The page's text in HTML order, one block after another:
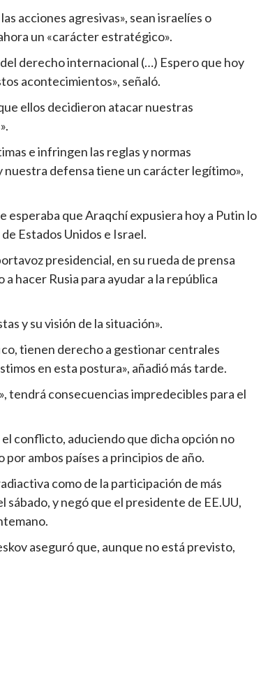
acciones agresivas», sean israelíes o
un «carácter estratégico».
derecho internacional (…) Espero que hoy
acontecimientos», señaló.
ellos decidieron atacar nuestras
e infringen las reglas y normas
defensa tiene un carácter legítimo»,
esperaba que Araqchí expusiera hoy a Putin lo
Estados Unidos e Israel.
presidencial, en su rueda de prensa
hacer Rusia para ayudar a la república
y su visión de la situación».
tienen derecho a gestionar centrales
en esta postura», añadió más tarde.
tendrá consecuencias impredecibles para el
conflicto, aduciendo que dicha opción no
ambos países a principios de año.
como de la participación de más
y negó que el presidente de EE.UU,
aseguró que, aunque no está previsto,